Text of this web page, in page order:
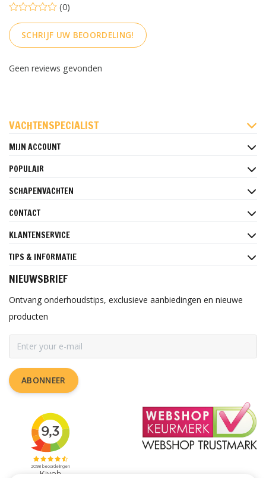
(0)
SCHRIJF UW BEOORDELING!
Geen reviews gevonden
VACHTENSPECIALIST
MIJN ACCOUNT
POPULAIR
SCHAPENVACHTEN
CONTACT
KLANTENSERVICE
TIPS & INFORMATIE
NIEUWSBRIEF
Ontvang onderhoudstips, exclusieve aanbiedingen en nieuwe
producten
ABONNEER